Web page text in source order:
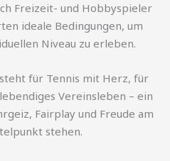
Freizeit- und Hobbyspieler
ideale Bedingungen, um
Niveau zu erleben.
steht für Tennis mit Herz, für
Vereinsleben – ein
Fairplay und Freude am
stehen.